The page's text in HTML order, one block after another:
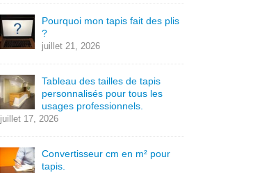
Pourquoi mon tapis fait des plis
?
juillet 21, 2026
Tableau des tailles de tapis
personnalisés pour tous les
usages professionnels.
juillet 17, 2026
Convertisseur cm en m² pour
tapis.